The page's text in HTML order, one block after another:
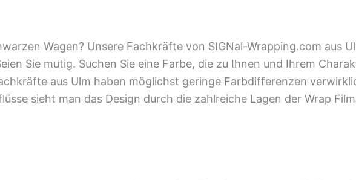
Wagen? Unsere Fachkräfte von SIGNal-Wrapping.com aus
Sie mutig. Suchen Sie eine Farbe, die zu Ihnen und Ihrem
aus Ulm haben möglichst geringe Farbdifferenzen
sieht man das Design durch die zahlreiche Lagen der Wrap